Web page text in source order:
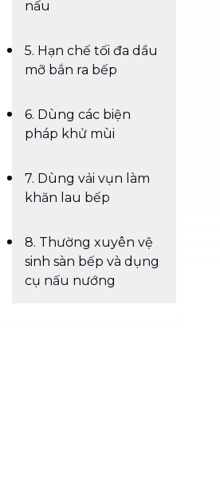
nấu
5. Hạn chế tối đa dầu
mỡ bắn ra bếp
6. Dùng các biện
pháp khử mùi
7. Dùng vải vụn làm
khăn lau bếp
8. Thường xuyên vệ
sinh sàn bếp và dụng
cụ nấu nướng